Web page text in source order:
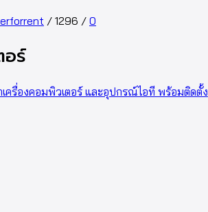
/ 1296 / 0
อร์
เครื่องคอมพิวเตอร์ และอุปกรณ์ไอที พร้อมติดตั้ง